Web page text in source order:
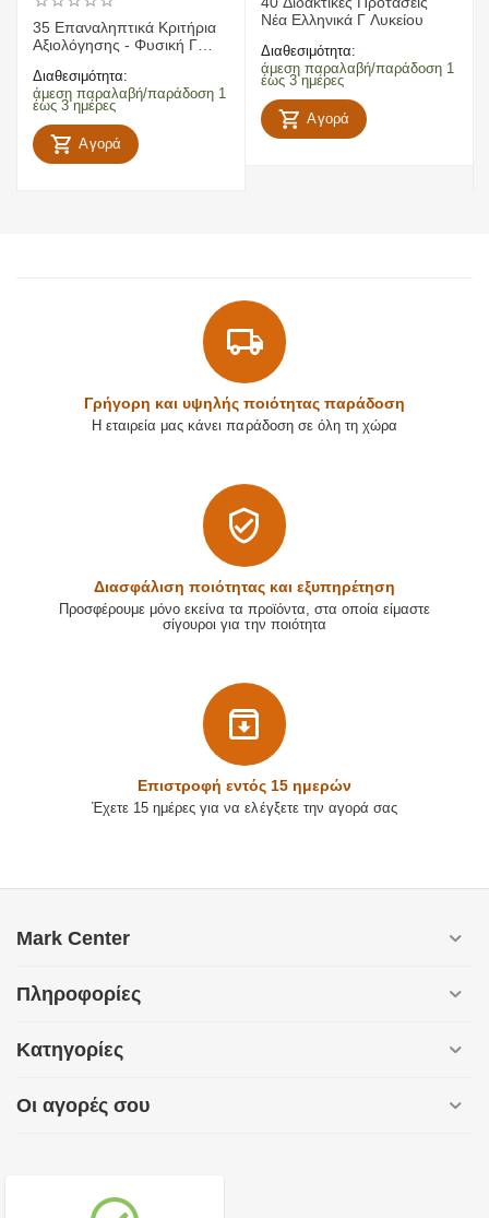
35 Επαναληπτικά Κριτήρια
Αξιολόγησης - Φυσική Γ
Διαθεσιμότητα:
άμεση παραλαβή/παράδοση 1
έως 3 ημέρες
Αγορά
Νέα Ελληνικά Γ Λυκείου
Διαθεσιμότητα:
άμεση παραλαβή/παράδοση 1
έως 3 ημέρες
Αγορά
Γρήγορη και υψηλής ποιότητας παράδοση
Η εταιρεία μας κάνει παράδοση σε όλη τη χώρα
Διασφάλιση ποιότητας και εξυπηρέτηση
Προσφέρουμε μόνο εκείνα τα προϊόντα, στα οποία είμαστε
σίγουροι για την ποιότητα
Επιστρoφή εντός 15 ημερών
Έχετε 15 ημέρες για να ελέγξετε την αγορά σας
Mark Center
Πληροφορίες
Κατηγορίες
Οι αγορές σου